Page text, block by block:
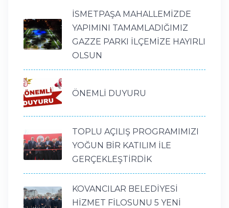
İSMETPAŞA MAHALLEMİZDE
YAPIMINI TAMAMLADIĞIMIZ
GAZZE PARKI İLÇEMİZE HAYIRLI
OLSUN
ÖNEMLİ DUYURU
TOPLU AÇILIŞ PROGRAMIMIZI
YOĞUN BİR KATILIM İLE
GERÇEKLEŞTİRDİK
KOVANCILAR BELEDİYESİ
HİZMET FİLOSUNU 5 YENİ